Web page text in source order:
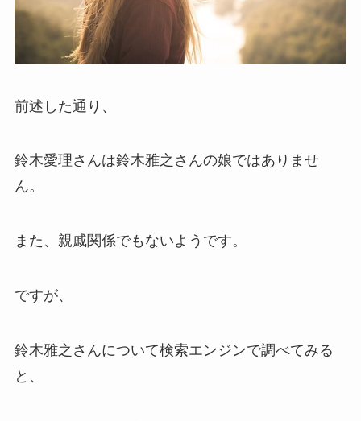
前述した通り、
鈴木愛理さんは鈴木雅之さんの娘ではありませ
ん。
また、親戚関係でもないようです。
ですが、
鈴木雅之さんについて検索エンジンで調べてみる
と、